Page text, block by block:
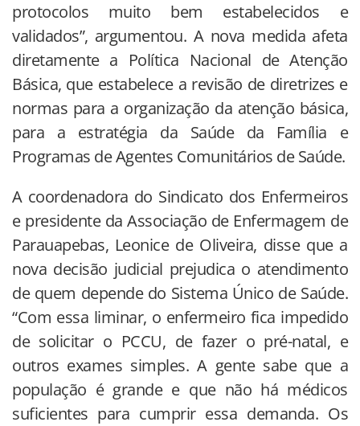
protocolos muito bem estabelecidos e
validados”, argumentou. A nova medida afeta
diretamente a Política Nacional de Atenção
Básica, que estabelece a revisão de diretrizes e
normas para a organização da atenção básica,
para a estratégia da Saúde da Família e
Programas de Agentes Comunitários de Saúde.
A coordenadora do Sindicato dos Enfermeiros
e presidente da Associação de Enfermagem de
Parauapebas, Leonice de Oliveira, disse que a
nova decisão judicial prejudica o atendimento
de quem depende do Sistema Único de Saúde.
“Com essa liminar, o enfermeiro fica impedido
de solicitar o PCCU, de fazer o pré-natal, e
outros exames simples. A gente sabe que a
população é grande e que não há médicos
suficientes para cumprir essa demanda. Os